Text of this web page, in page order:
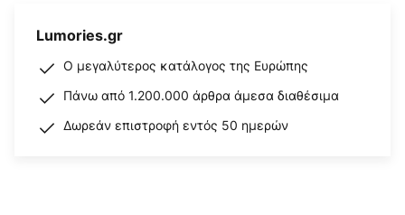
Lumories.gr
Ο μεγαλύτερος κατάλογος της Ευρώπης
Πάνω από 1.200.000 άρθρα άμεσα διαθέσιμα
Δωρεάν επιστροφή εντός 50 ημερών